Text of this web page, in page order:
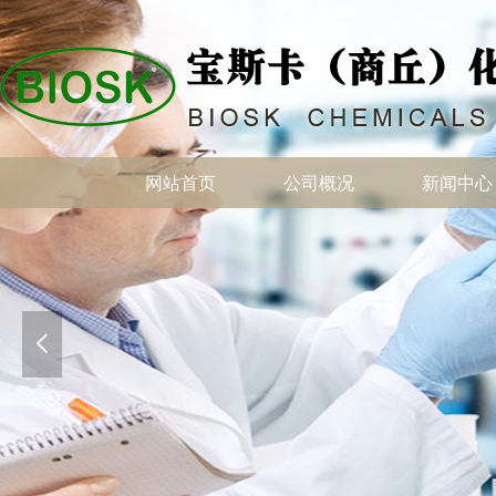
넳
网站首页
网站首页
公司概况
公司概况
新闻中心
新闻中心